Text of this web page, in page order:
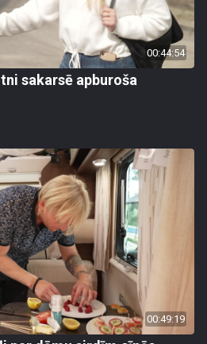
00:44:54
sakarsē apburoša
00:49:19